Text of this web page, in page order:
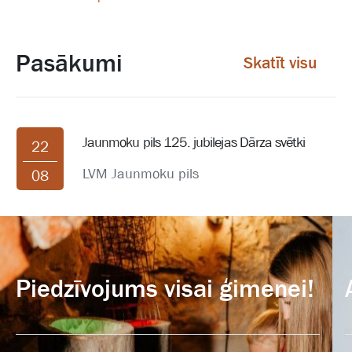
Pasākumi Skatīt visu
22
08
Jaunmoku pils 125. jubilejas Dārza svētki
LVM Jaunmoku pils
Piedzīvojums visai ģimenei!